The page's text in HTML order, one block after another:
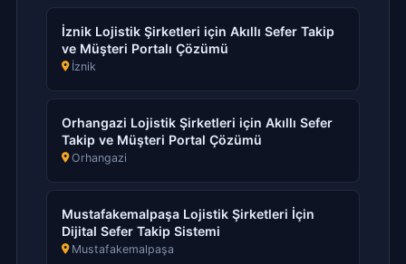
İznik Lojistik Şirketleri için Akıllı Sefer Takip
ve Müşteri Portalı Çözümü
İznik
Orhangazi Lojistik Şirketleri için Akıllı Sefer
Takip ve Müşteri Portal Çözümü
Orhangazi
Mustafakemalpaşa Lojistik Şirketleri İçin
Dijital Sefer Takip Sistemi
Mustafakemalpaşa